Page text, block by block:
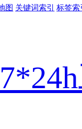
图 关键词索引 标签索